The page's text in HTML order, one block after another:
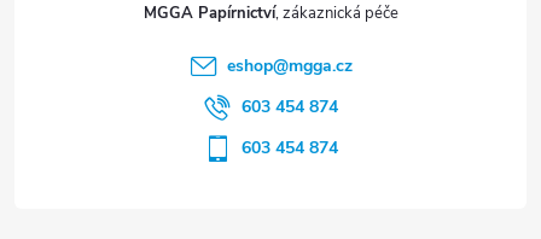
MGGA Papírnictví
eshop@mgga.cz
603 454 874
603 454 874